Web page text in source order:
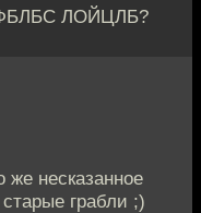
ЛОЙЦЛБ?
же несказанное
грабли ;)